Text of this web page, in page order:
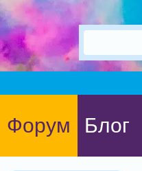
Форум Блог